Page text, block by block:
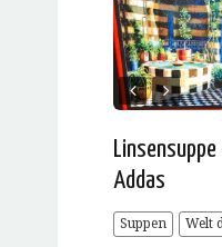
Addas
Suppen Welt